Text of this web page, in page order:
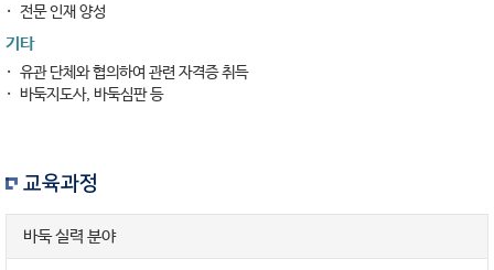
전문 인재 양성
기타
유관 단체와 협의하여 관련 자격증 취득
바둑지도사, 바둑심판 등
교육과정
바둑 실력 분야